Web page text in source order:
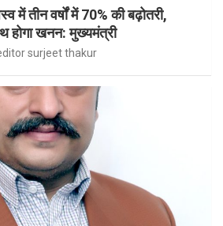
में तीन वर्षों में 70% की बढ़ोतरी,
होगा खनन: मुख्यमंत्री
surjeet thakur